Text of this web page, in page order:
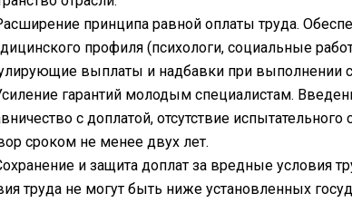
принципа равной оплаты труда.
профиля (психологи, социальные
выплаты и надбавки при выполнении
гарантий молодым специалистам.
с доплатой, отсутствие
сроком не менее двух лет.
и защита доплат за вредные условия
труда не могут быть ниже установленных